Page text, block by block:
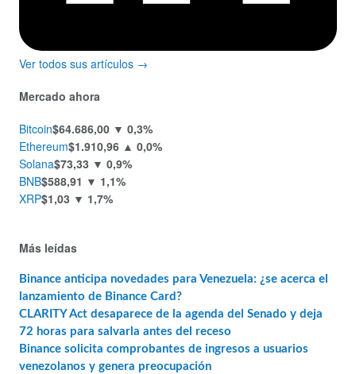
Ver todos sus artículos →
Mercado ahora
Bitcoin$64.686,00 ▼ 0,3%
Ethereum$1.910,96 ▲ 0,0%
Solana$73,33 ▼ 0,9%
BNB$588,91 ▼ 1,1%
XRP$1,03 ▼ 1,7%
Más leídas
Binance anticipa novedades para Venezuela: ¿se acerca el
lanzamiento de Binance Card?
CLARITY Act desaparece de la agenda del Senado y deja
72 horas para salvarla antes del receso
Binance solicita comprobantes de ingresos a usuarios
venezolanos y genera preocupación